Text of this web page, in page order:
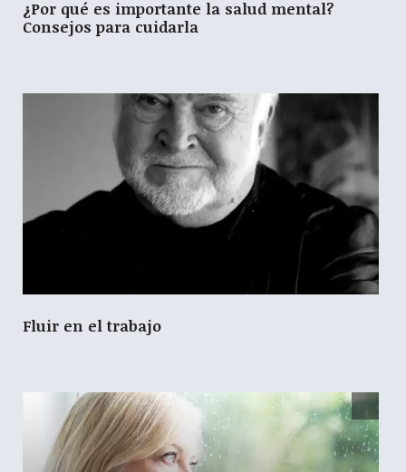
¿Por qué es importante la salud mental?
Consejos para cuidarla
Fluir en el trabajo